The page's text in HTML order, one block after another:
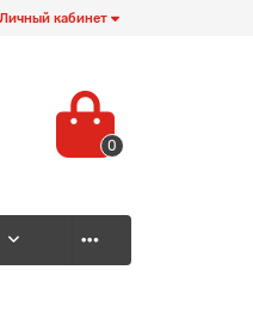
Личный кабинет
0